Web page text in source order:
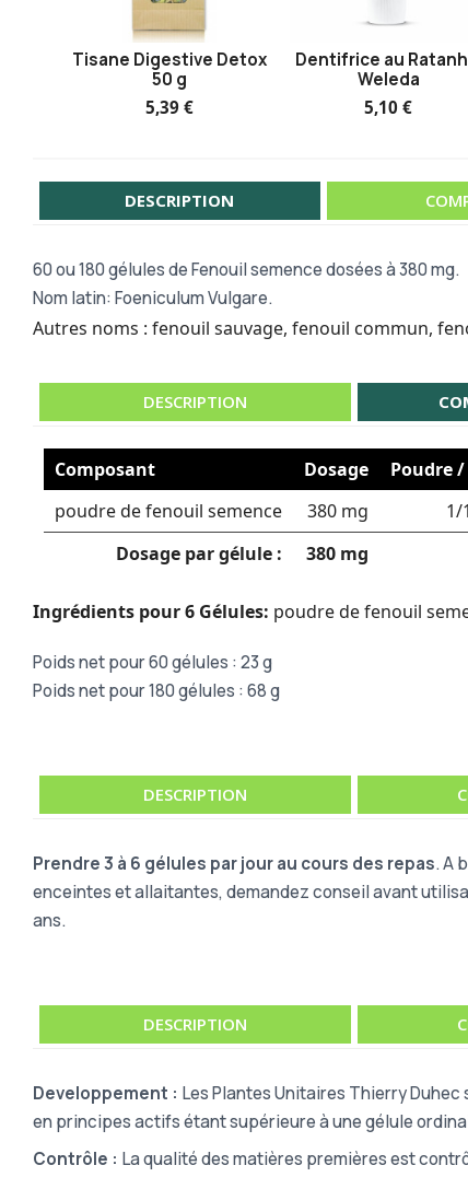
Tisane Digestive Detox
50 g
5,39 €
Dentifrice au
Weleda
5,10 €
DESCRIPTION
60 ou180 gélules de Fenouil semence dosées à 380 mg.
Nom latin: Foeniculum Vulgare.
Autres noms : fenouil sauvage, fenouil commun,
DESCRIPTION
Composant Dosage Poudre
poudre de fenouil semence
380 mg 1/1
Dosage par gélule :
380 mg
Ingrédients pour 6 Gélules: poudre de fenouil
Poids net pour 60 gélules : 23 g
Poids net pour 180 gélules : 68 g
DESCRIPTION
Prendre 3 à 6 gélules par jour au cours des repas. A
enceintes et allaitantes, demandez conseil avant
ans.
DESCRIPTION
Developpement : Les Plantes Unitaires Thierry
en principes actifs étant supérieure à une gélule
Contrôle : La qualité des matières premières est